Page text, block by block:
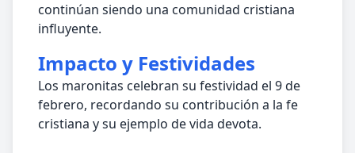
continúan siendo una comunidad cristiana
influyente.
Impacto y Festividades
Los maronitas celebran su festividad el 9 de
febrero, recordando su contribución a la fe
cristiana y su ejemplo de vida devota.